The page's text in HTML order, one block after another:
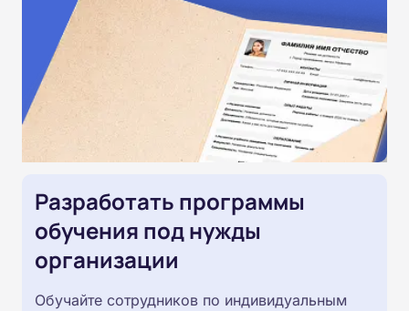
Разработать программы
обучения под нужды
организации
Обучайте сотрудников по индивидуальным